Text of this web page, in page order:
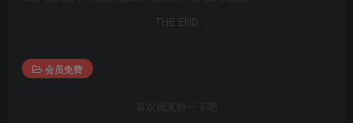
THE END
会员免费
喜欢就支持一下吧